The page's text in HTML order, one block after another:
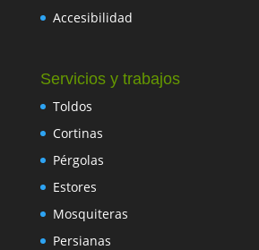
Accesibilidad
Servicios y trabajos
Toldos
Cortinas
Pérgolas
Estores
Mosquiteras
Persianas